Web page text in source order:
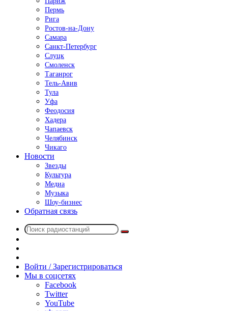
Пермь
Рига
Ростов-на-Дону
Самара
Санкт-Петербург
Слуцк
Смоленск
Таганрог
Тель-Авив
Тула
Уфа
Феодосия
Хадера
Чапаевск
Челябинск
Чикаго
Новости
Звезды
Культура
Медиа
Музыка
Шоу-бизнес
Обратная связь
Поиск
радио
Войти / Зарегистрироваться
Мы в соцсетях
Facebook
Twitter
YouTube